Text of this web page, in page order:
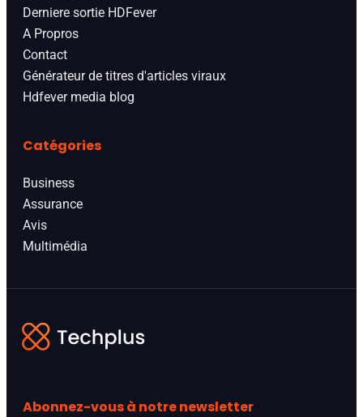
Derniere sortie HDFever
A Propros
Contact
Générateur de titres d'articles viraux
Hdfever media blog
Catégories
Business
Assurance
Avis
Multimédia
Abonnez-vous à notre newsletter